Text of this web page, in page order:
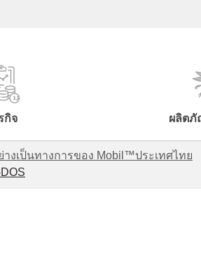
กิจ ผลิตภั
เป็นทางการของ Mobil™ประเทศไทย